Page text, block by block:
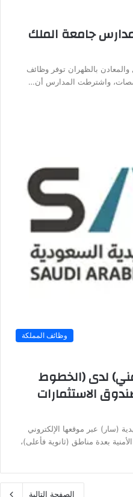
جامعة الملك
بالظهران توفر وظائف
واشترطت المدارس أن…
وظائف المملكة
لدى (الخطوط
الاستثمارات
(سار) عبر موقعها الإلكتروني
بعدة مناطق (ثانوية فأعلى)،
الصفحة التالية